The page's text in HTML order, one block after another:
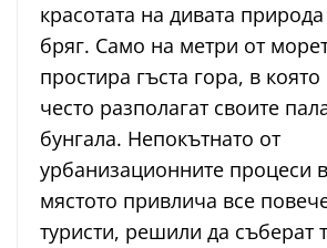
красотата на дивата
бряг. Само на метри от
простира гъста гора, в която
често разполагат своите
бунгала. Непокътнато от
урбанизационните процеси
мястото привлича все
туристи, решили да съберат